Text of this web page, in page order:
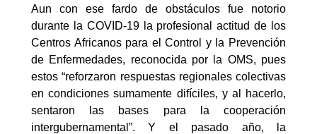
Aun con ese fardo de obstáculos fue notorio
durante la COVID-19 la profesional actitud de los
Centros Africanos para el Control y la Prevención
de Enfermedades, reconocida por la OMS, pues
estos “reforzaron respuestas regionales colectivas
en condiciones sumamente difíciles, y al hacerlo,
sentaron las bases para la cooperación
intergubernamental”. Y el pasado año, la